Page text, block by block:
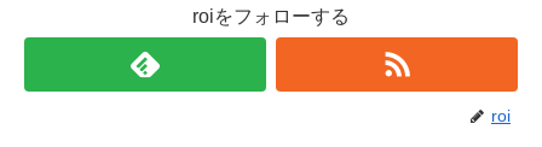
roiをフォローする
roi